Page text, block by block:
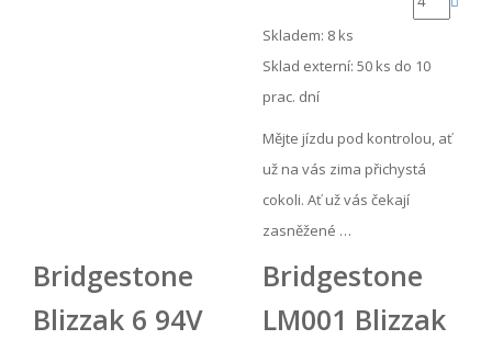
Skladem: 8 ks
Sklad externí: 50 ks do 10
prac. dní
Mějte jízdu pod kontrolou, ať
už na vás zima přichystá
cokoli. Ať už vás čekají
zasněžené …
Bridgestone
Blizzak 6 94V
Bridgestone
LM001 Blizzak